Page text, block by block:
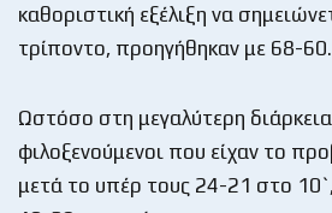
καθοριστική εξέλιξη να
τρίποντο, προηγήθηκαν με 68-60.
Ωστόσο στη μεγαλύτερη διάρκεια
φιλοξενούμενοι που είχαν το
μετά το υπέρ τους 24-21 στο